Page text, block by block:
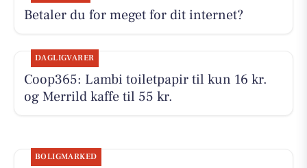
Betaler du for meget for dit internet?
DAGLIGVARER
Coop365: Lambi toiletpapir til kun 16 kr.
og Merrild kaffe til 55 kr.
BOLIGMARKED